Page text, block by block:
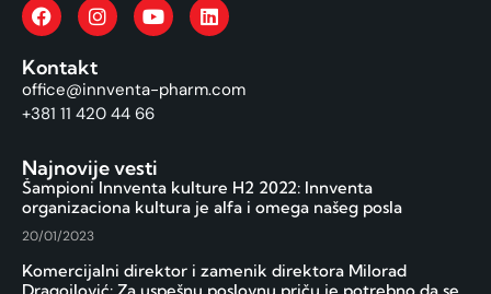
Kontakt
office@innventa-pharm.com
+381 11 420 44 66
Najnovije vesti
Šampioni Innventa kulture H2 2022: Innventa
organizaciona kultura je alfa i omega našeg posla
20/01/2023
Komercijalni direktor i zamenik direktora Milorad